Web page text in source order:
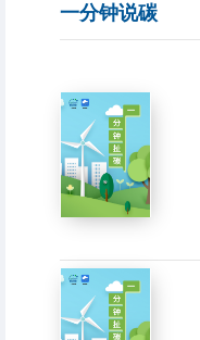
一分钟说碳